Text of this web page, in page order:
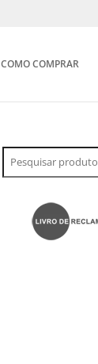
COMO COMPRAR